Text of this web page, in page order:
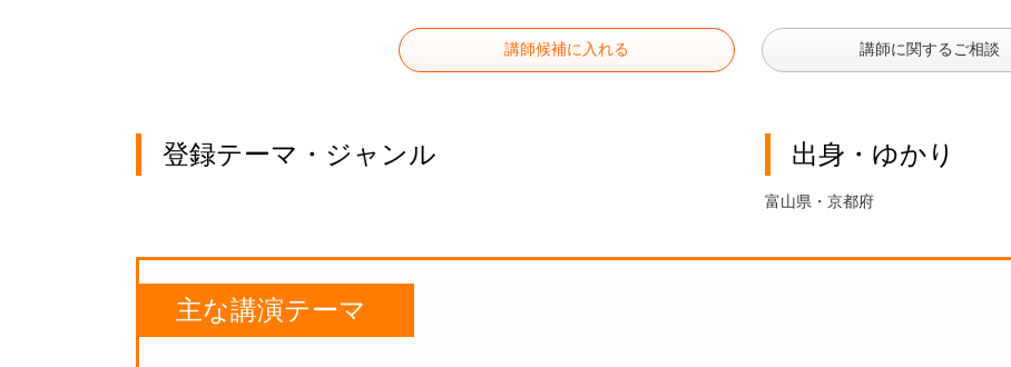
講師候補に入れる 講師に関するご相談
登録テーマ・ジャンル 出身・ゆかり
富山県・京都府
主な講演テーマ